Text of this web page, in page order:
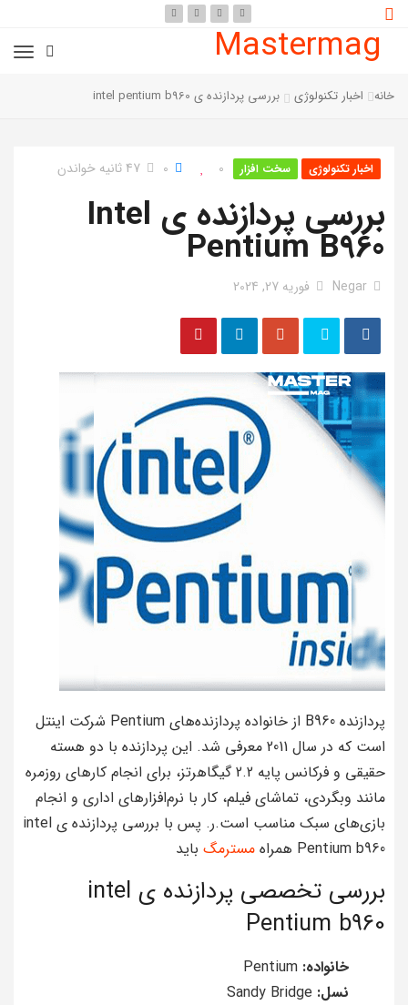
Mastermag
خانه اخبار تکنولوژی بررسی پردازنده ی intel pentium b960
اخبار تکنولوژی سخت افزار 0
0 47 ثانیه خواندن
بررسی پردازنده ی Intel
Pentium B960
Negar فوریه 27, 2024
پردازنده B960 از خانواده پردازنده‌های Pentium شرکت اینتل
است که در سال 2011 معرفی شد. این پردازنده با دو هسته
حقیقی و فرکانس پایه 2.2 گیگاهرتز، برای انجام کارهای روزمره
مانند وبگردی، تماشای فیلم، کار با نرم‌افزارهای اداری و انجام
بازی‌های سبک مناسب است.ر. پس با بررسی پردازنده ی intel
Pentium b960 همراه
مسترمگ باید
بررسی تخصصی پردازنده ی intel
Pentium b960
خانواده:
نسل: